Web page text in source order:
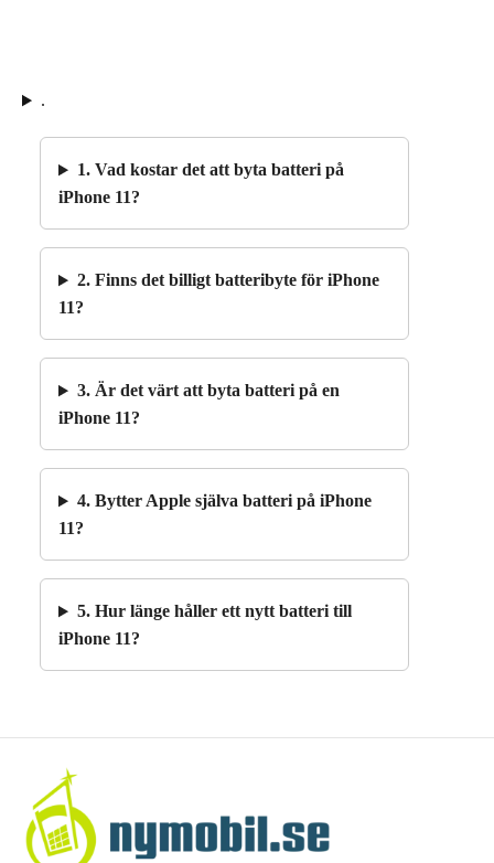
.
1. Vad kostar det att byta batteri på
iPhone 11?
2. Finns det billigt batteribyte för iPhone
11?
3. Är det värt att byta batteri på en
iPhone 11?
4. Bytter Apple själva batteri på iPhone
11?
5. Hur länge håller ett nytt batteri till
iPhone 11?